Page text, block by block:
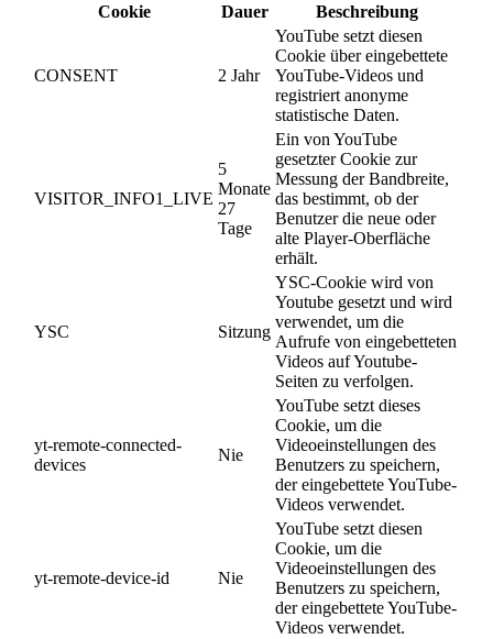
Cookie
Dauer Beschreibung
CONSENT 2 Jahr
YouTube setzt diesen
Cookie über eingebettete
YouTube-Videos und
registriert anonyme
statistische Daten.
VISITOR_INFO1_LIVE
5
Monate
27
Tage
Ein von YouTube
gesetzter Cookie zur
Messung der Bandbreite,
das bestimmt, ob der
Benutzer die neue oder
alte Player-Oberfläche
erhält.
YSC Sitzung
YSC-Cookie wird von
Youtube gesetzt und wird
verwendet, um die
Aufrufe von eingebetteten
Videos auf Youtube-
Seiten zu verfolgen.
yt-remote-connected-
devices
Nie
YouTube setzt dieses
Cookie, um die
Videoeinstellungen des
Benutzers zu speichern,
der eingebettete YouTube-
Videos verwendet.
yt-remote-device-id Nie
YouTube setzt diesen
Cookie, um die
Videoeinstellungen des
Benutzers zu speichern,
der eingebettete YouTube-
Videos verwendet.